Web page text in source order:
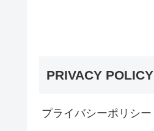
PRIVACY POLICY
プライバシーポリシー